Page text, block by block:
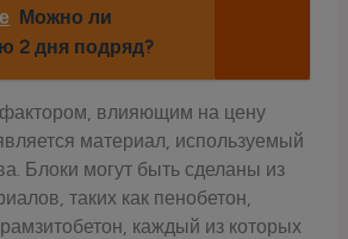
Можно ли
2 дня подряд?
влияющим на цену
материал, используемый
Блоки могут быть сделаны из
таких как пенобетон,
каждый из которых